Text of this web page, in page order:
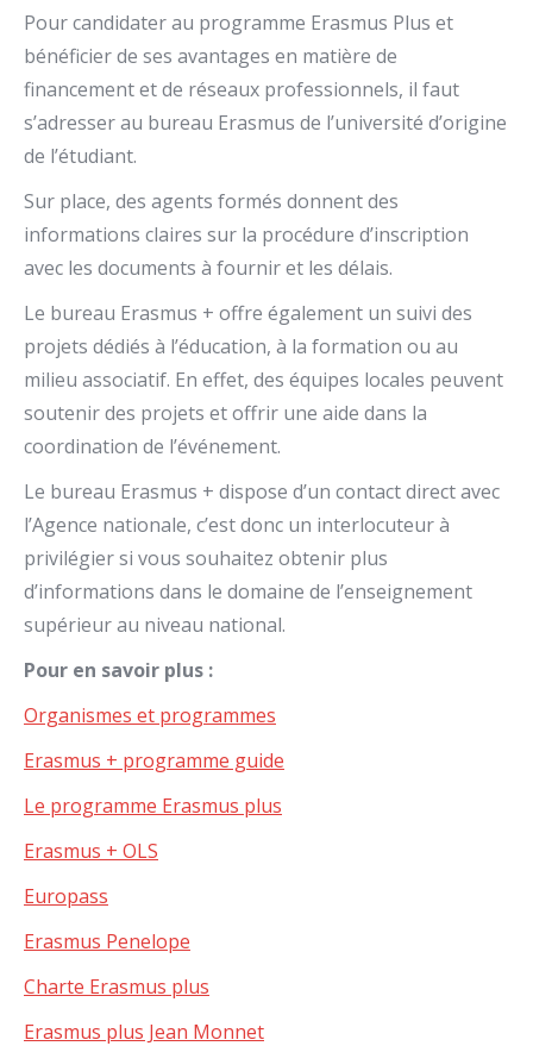
Pour candidater au programme Erasmus Plus et
bénéficier de ses avantages en matière de
financement et de réseaux professionnels, il faut
s’adresser au bureau Erasmus de l’université d’origine
de l’étudiant.
Sur place, des agents formés donnent des
informations claires sur la procédure d’inscription
avec les documents à fournir et les délais.
Le bureau Erasmus + offre également un suivi des
projets dédiés à l’éducation, à la formation ou au
milieu associatif. En effet, des équipes locales peuvent
soutenir des projets et offrir une aide dans la
coordination de l’événement.
Le bureau Erasmus + dispose d’un contact direct avec
l’Agence nationale, c’est donc un interlocuteur à
privilégier si vous souhaitez obtenir plus
d’informations dans le domaine de l’enseignement
supérieur au niveau national.
Pour en savoir plus :
Organismes et programmes
Erasmus + programme guide
Le programme Erasmus plus
Erasmus + OLS
Europass
Erasmus Penelope
Charte Erasmus plus
Erasmus plus Jean Monnet